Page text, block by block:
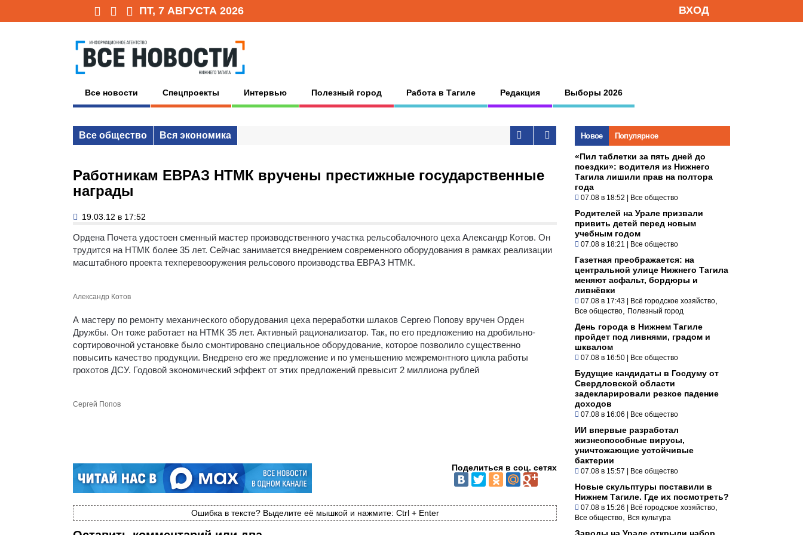
ПТ, 7 АВГУСТА 2026 ВХОД
Все новости Спецпроекты Интервью Полезный город Работа в Тагиле Редакция Выборы 2026
Все общество Вся экономика
Работникам ЕВРАЗ НТМК вручены престижные государственные
награды
19.03.12 в 17:52
Ордена Почета удостоен сменный мастер производственного участка рельсобалочного цеха Александр Котов. Он
трудится на НТМК более 35 лет. Сейчас занимается внедрением современного оборудования в рамках реализации
масштабного проекта техперевооружения рельсового производства ЕВРАЗ НТМК.
Александр Котов
А мастеру по ремонту механического оборудования цеха переработки шлаков Сергею Попову вручен Орден
Дружбы. Он тоже работает на НТМК 35 лет. Активный рационализатор. Так, по его предложению на дробильно-
сортировочной установке было смонтировано специальное оборудование, которое позволило существенно
повысить качество продукции. Внедрено его же предложение и по уменьшению межремонтного цикла работы
грохотов ДСУ. Годовой экономический эффект от этих предложений превысит 2 миллиона рублей
Сергей Попов
Поделиться в соц. сетях
Ошибка в тексте? Выделите её мышкой и нажмите: Ctrl + Enter
Новое Популярное
«Пил таблетки за пять дней до
поездки»: водителя из Нижнего
Тагила лишили прав на полтора
года
07.08 в 18:52 | Все общество
Родителей на Урале призвали
привить детей перед новым
учебным годом
07.08 в 18:21 | Все общество
Газетная преображается: на
центральной улице Нижнего Тагила
меняют асфальт, бордюры и
ливнёвки
07.08 в 17:43 | Всё городское хозяйство
Все общество Полезный город
День города в Нижнем Тагиле
пройдет под ливнями, градом и
шквалом
07.08 в 16:50 | Все общество
Будущие кандидаты в Госдуму от
Свердловской области
задекларировали резкое падение
доходов
07.08 в 16:06 | Все общество
ИИ впервые разработал
жизнеспособные вирусы,
уничтожающие устойчивые
бактерии
07.08 в 15:57 | Все общество
Новые скульптуры поставили в
Нижнем Тагиле. Где их посмотреть?
07.08 в 15:26 | Всё городское хозяйство
Все общество Вся культура
Заводы на Урале открыли набор